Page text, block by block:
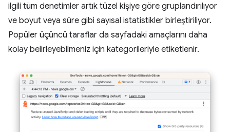
ilgili tüm denetimler artık tüzel kişiye göre gruplandırılıyor
ve boyut veya süre gibi sayısal istatistikler birleştiriliyor.
Popüler üçüncü taraflar da sayfadaki amaçlarını daha
kolay belirleyebilmeniz için kategorileriyle etiketlenir.